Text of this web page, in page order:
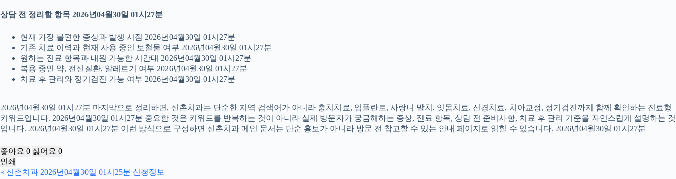
상담 전 정리할 항목 2026년04월30일 01시27분
현재 가장 불편한 증상과 발생 시점 2026년04월30일 01시27분
기존 치료 이력과 현재 사용 중인 보철물 여부 2026년04월30일 01시27분
원하는 진료 항목과 내원 가능한 시간대 2026년04월30일 01시27분
복용 중인 약, 전신질환, 알레르기 여부 2026년04월30일 01시27분
치료 후 관리와 정기검진 가능 여부 2026년04월30일 01시27분
2026년04월30일 01시27분 마지막으로 정리하면, 신촌치과는 단순한 지역 검색어가 아니라 충치치료, 임플란트, 사랑니 발치, 잇몸치료, 신경치료, 치아교정, 정기검진까지 함께 확인하는 진료형
키워드입니다. 2026년04월30일 01시27분 중요한 것은 키워드를 반복하는 것이 아니라 실제 방문자가 궁금해하는 증상, 진료 항목, 상담 전 준비사항, 치료 후 관리 기준을 자연스럽게 설명하는 것
입니다. 2026년04월30일 01시27분 이런 방식으로 구성하면 신촌치과 메인 문서는 단순 홍보가 아니라 방문 전 참고할 수 있는 안내 페이지로 읽힐 수 있습니다. 2026년04월30일 01시27분
좋아요 0 싫어요 0
인쇄
« 신촌치과 2026년04월30일 01시25분 신청정보